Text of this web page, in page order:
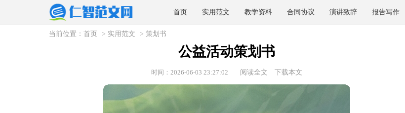
首页 实用范文 教学资料 合同协议 演讲致辞 报告写作
当前位置： 首页 > 实用范文 > 策划书
公益活动策划书
时间：2026-06-03 23:27:02 阅读全文 下载本文